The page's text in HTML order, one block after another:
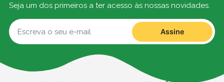
Seja um dos primeiros a ter acesso às nossas novidades.
Assine